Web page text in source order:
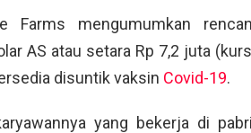
mengumumkan
AS atau setara Rp 7,2 juta
disuntik vaksin Covid-19.
yang bekerja di